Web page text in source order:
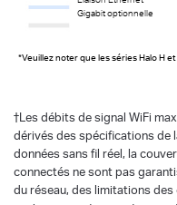
*Veuillez noter que les séries Halo H
Gigabit optionnelle
†Les débits de signal WiFi
dérivés des spécifications de
données sans fil réel, la
connectés ne sont pas
du réseau, des limitations